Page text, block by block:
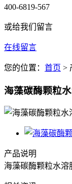
400-6819-567
或给我们留言
在线留言
您的位置： 首页 >
海藻碳酶颗粒
产品说明
海藻碳酶颗粒水溶